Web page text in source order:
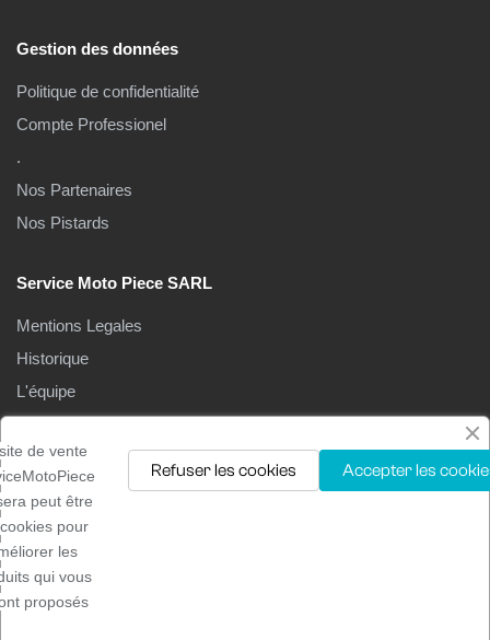
Gestion des données
Politique de confidentialité
Compte Professionel
.
Nos Partenaires
Nos Pistards
Service Moto Piece SARL
Mentions Legales
Historique
L'équipe
Droits d'auteur ©2025
de vente
peut être
pour
les
qui vous
proposés
Accepter les
Refuser les cookies